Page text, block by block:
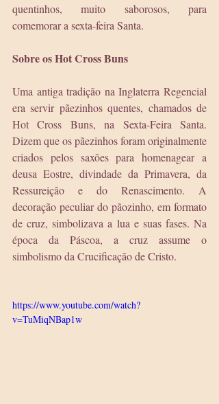
quentinhos, muito saborosos, para
comemorar a sexta-feira Santa.
Sobre os Hot Cross Buns
Uma antiga tradição na Inglaterra Regencial
era servir pãezinhos quentes, chamados de
Hot Cross Buns, na Sexta-Feira Santa.
Dizem que os pãezinhos foram originalmente
criados pelos saxões para homenagear a
deusa Eostre, divindade da Primavera, da
Ressureição e do Renascimento. A
decoração peculiar do pãozinho, em formato
de cruz, simbolizava a lua e suas fases. Na
época da Páscoa, a cruz assume o
simbolismo da Crucificação de Cristo.
https://www.youtube.com/watch?
v=TuMiqNBap1w